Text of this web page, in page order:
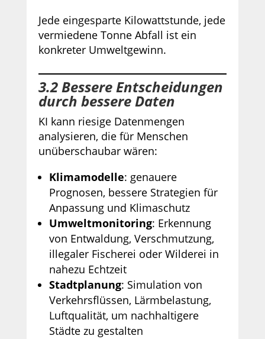
Jede eingesparte Kilowattstunde, jede
vermiedene Tonne Abfall ist ein
konkreter Umweltgewinn.
3.2 Bessere Entscheidungen
durch bessere Daten
KI kann riesige Datenmengen
analysieren, die für Menschen
unüberschaubar wären:
Klimamodelle: genauere
Prognosen, bessere Strategien für
Anpassung und Klimaschutz
Umweltmonitoring: Erkennung
von Entwaldung, Verschmutzung,
illegaler Fischerei oder Wilderei in
nahezu Echtzeit
Stadtplanung: Simulation von
Verkehrsflüssen, Lärmbelastung,
Luftqualität, um nachhaltigere
Städte zu gestalten